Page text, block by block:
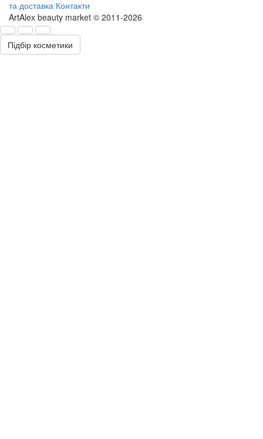
та доставка Контакти
ArtAlex beauty market © 2011-2026
Підбір косметики